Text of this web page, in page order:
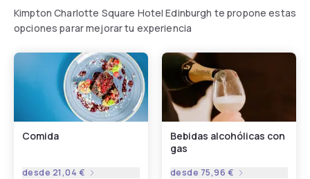
Kimpton Charlotte Square Hotel Edinburgh te propone estas
opciones parar mejorar tu experiencia
Comida
desde 21,04 €
Bebidas alcohólicas con
gas
desde 75,96 €